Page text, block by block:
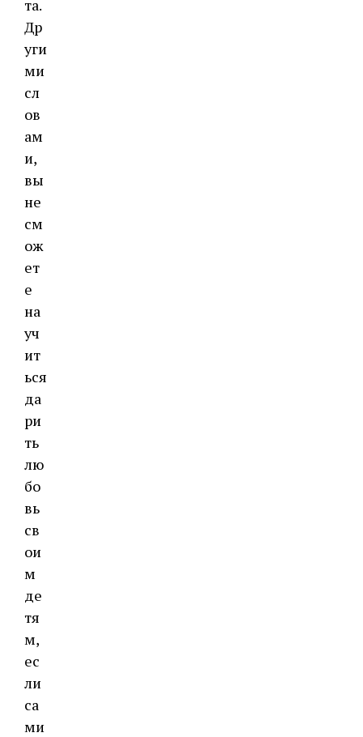
та.
Др
уги
ми
сл
ов
ам
и,
вы
не
см
ож
ет
е
на
уч
ит
ься
да
ри
ть
лю
бо
вь
св
ои
м
де
тя
м,
ес
ли
са
ми